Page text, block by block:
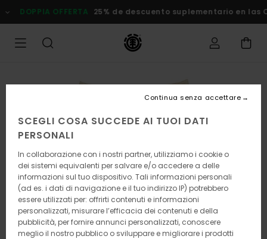
alle
informazioni
prodotto
DOPPIA OFFERTA 25% de descuento suplementario en
SCEGLI COSA SUCCEDE AI TUOI DATI
PERSONALI
In collaborazione con i nostri partner, utilizziamo i cookie o
dei sistemi equivalenti per salvare e/o accedere a delle
informazioni sul tuo dispositivo. Tali informazioni personali
(ad es. i dati di navigazione e il tuo indirizzo IP) potrebbero
essere utilizzati per: offrirti contenuti e informazioni
personalizzati, misurare l’efficacia dei contenuti e della
pubblicità, per fornire annunci personalizzati, conoscere
meglio il nostro pubblico o sviluppare e migliorare i prodotti
Continua senza accettare